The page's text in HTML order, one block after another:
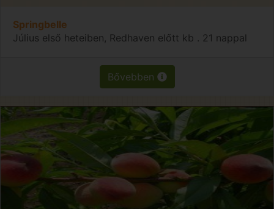
Springbelle
Július első heteiben, Redhaven előtt kb . 21 nappal
Bővebben